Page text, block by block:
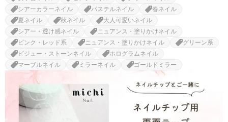
シアーカラーネイル
パステルネイル
春ネイル
夏ネイル
秋ネイル
大人可愛いネイル
シアー・透け感ネイル
ニュアンス・塗りかけネイル
ピンク・レッド系
ニュアンス・塗りかけネイル
グリーン系
ビジュー・ストーンネイル
ホログラムネイル
マーブルネイル
ミラーネイル ゴールドミラー